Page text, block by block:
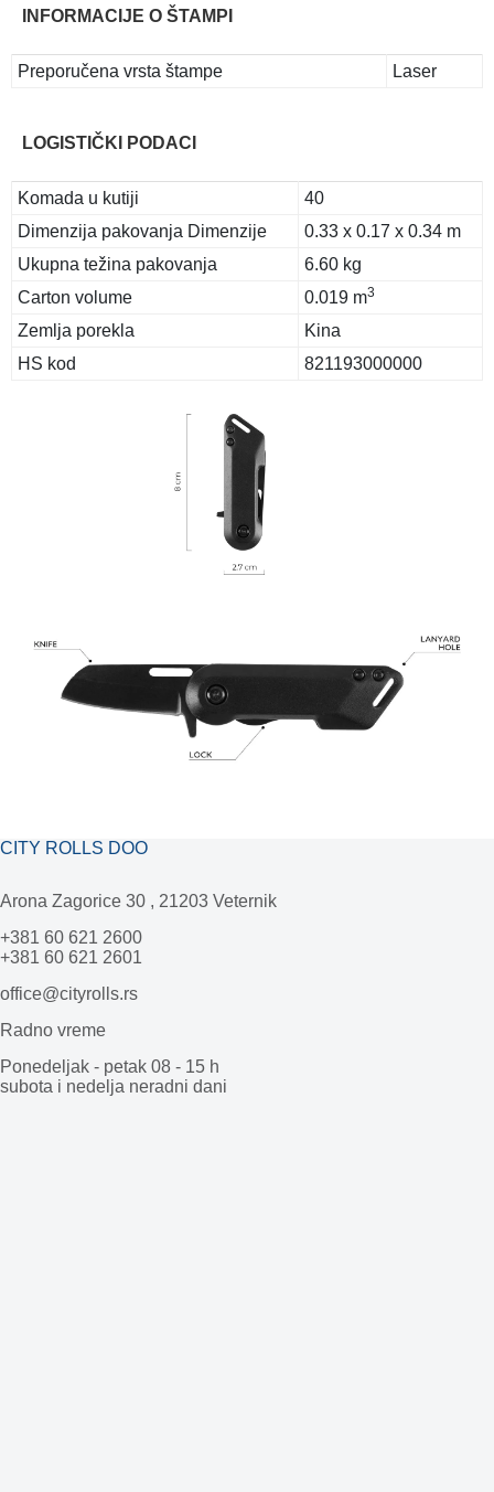
INFORMACIJE O ŠTAMPI
Preporučena vrsta štampe Laser
LOGISTIČKI PODACI
Komada u kutiji
40
Dimenzija pakovanja Dimenzije
0.33 x 0.17 x 0.34 m
Ukupna težina pakovanja
6.60 kg
Carton volume
0.019 m3
Zemlja porekla
Kina
HS kod
821193000000
CITY ROLLS DOO
Arona Zagorice 30 , 21203 Veternik
+381 60 621 2600
+381 60 621 2601
office@cityrolls.rs
Radno vreme
Ponedeljak - petak 08 - 15 h
subota i nedelja neradni dani